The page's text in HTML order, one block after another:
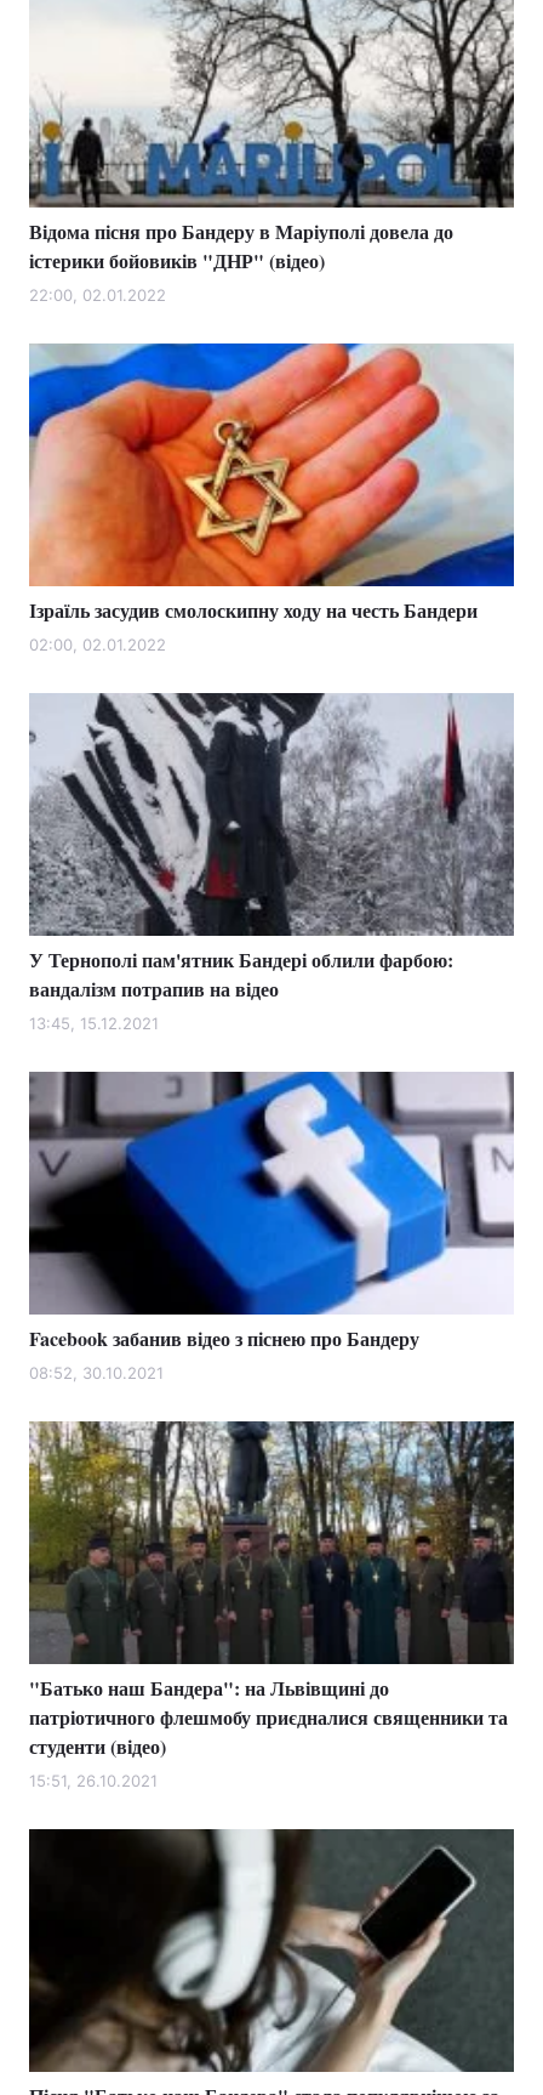
Відео з Youtube Статті
Інтерв'ю Думки
Архів Вакансії
Контакти
Послуги
Тема оформлення
Відома пісня про Бандеру в Маріуполі довела до
істерики бойовиків "ДНР" (відео)
22:00, 02.01.2022
Ізраїль засудив смолоскипну ходу на честь Бандери
02:00, 02.01.2022
У Тернополі пам'ятник Бандері облили фарбою:
вандалізм потрапив на відео
13:45, 15.12.2021
Facebook забанив відео з піснею про Бандеру
08:52, 30.10.2021
"Батько наш Бандера": на Львівщині до
патріотичного флешмобу приєдналися священники та
студенти (відео)
15:51, 26.10.2021